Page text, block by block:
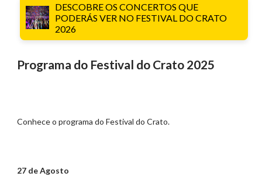
DESCOBRE OS CONCERTOS QUE
PODERÁS VER NO FESTIVAL DO CRATO
2026
Programa do Festival do Crato 2025
Conhece o programa do Festival do Crato.
27 de Agosto